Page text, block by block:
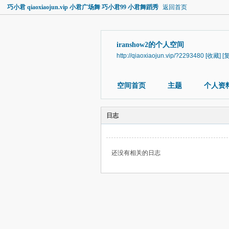
巧小君 qiaoxiaojun.vip 小君广场舞 巧小君99 小君舞蹈秀 返回首页
iranshow2的个人空间
http://qiaoxiaojun.vip/?2293480 [收藏] [
空间首页 主题 个人资
日志
还没有相关的日志